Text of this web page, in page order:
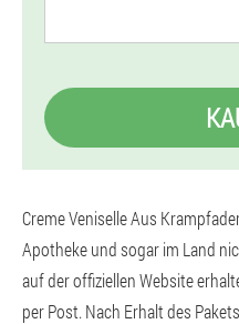
Creme Veniselle Aus
Apotheke und sogar im Land
auf der offiziellen Website
per Post. Nach Erhalt des